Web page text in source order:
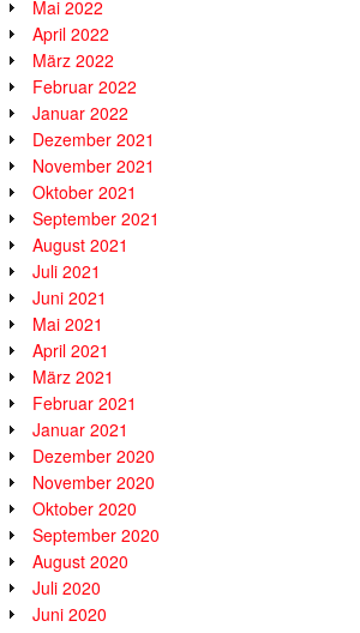
Mai 2022
April 2022
März 2022
Februar 2022
Januar 2022
Dezember 2021
November 2021
Oktober 2021
September 2021
August 2021
Juli 2021
Juni 2021
Mai 2021
April 2021
März 2021
Februar 2021
Januar 2021
Dezember 2020
November 2020
Oktober 2020
September 2020
August 2020
Juli 2020
Juni 2020